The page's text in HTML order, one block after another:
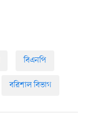
বিএনপি
বরিশাল বিভাগ